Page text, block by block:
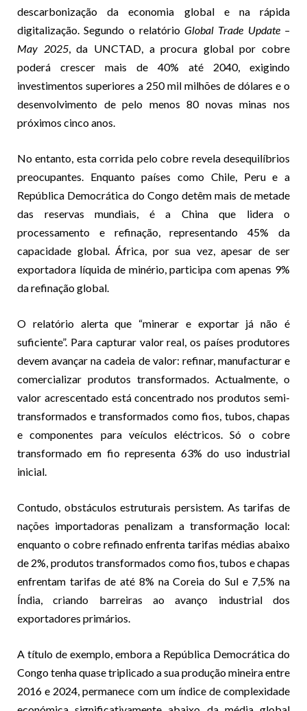
descarbonização da economia global e na rápida
digitalização. Segundo o relatórioGlobal Trade Update –
May 2025, da UNCTAD, a procura global por cobre
poderá crescer mais de 40% até 2040, exigindo
investimentos superiores a 250 mil milhões de dólares e o
desenvolvimento de pelo menos 80 novas minas nos
próximos cinco anos.
No entanto, esta corrida pelo cobre revela desequilíbrios
preocupantes. Enquanto países como Chile, Peru e a
República Democrática do Congo detêm mais de metade
das reservas mundiais, é a China que lidera o
processamento e refinação, representando 45% da
capacidade global. África, por sua vez, apesar de ser
exportadora líquida de minério, participa com apenas 9%
da refinação global.
O relatório alerta que “minerar e exportar já não é
suficiente”. Para capturar valor real, os países produtores
devem avançar na cadeia de valor: refinar, manufacturar e
comercializar produtos transformados. Actualmente, o
valor acrescentado está concentrado nos produtos semi-
transformados e transformados como fios, tubos, chapas
e componentes para veículos eléctricos. Só o cobre
transformado em fio representa 63% do uso industrial
inicial.
Contudo, obstáculos estruturais persistem. As tarifas de
nações importadoras penalizam a transformação local:
enquanto o cobre refinado enfrenta tarifas médias abaixo
de 2%, produtos transformados como fios, tubos e chapas
enfrentam tarifas de até 8% na Coreia do Sul e 7,5% na
Índia, criando barreiras ao avanço industrial dos
exportadores primários.
A título de exemplo, embora a República Democrática do
Congo tenha quase triplicado a sua produção mineira entre
2016 e 2024, permanece com um índice de complexidade